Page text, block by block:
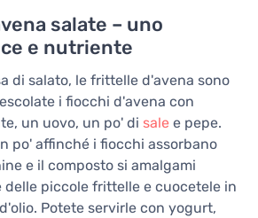
salate – uno
e nutriente
di salato, le frittelle d'avena sono
i fiocchi d'avena con
un uovo, un po' di sale e pepe.
po' affinché i fiocchi assorbano
e il composto si amalgami
delle piccole frittelle e cuocetele in
Potete servirle con yogurt,